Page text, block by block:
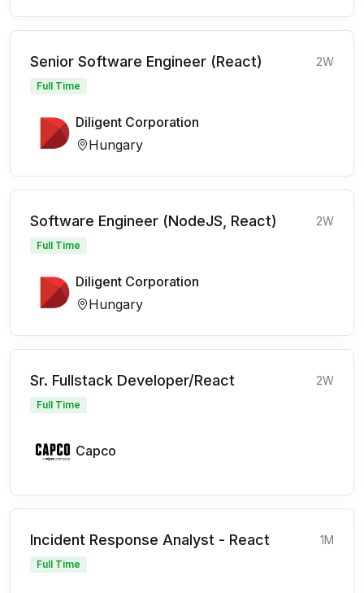
Senior Software Engineer (React) 2W
Full Time
Diligent Corporation
Hungary
Software Engineer (NodeJS, React) 2W
Full Time
Diligent Corporation
Hungary
Sr. Fullstack Developer/React 2W
Full Time
Capco
Incident Response Analyst - React 1M
Full Time